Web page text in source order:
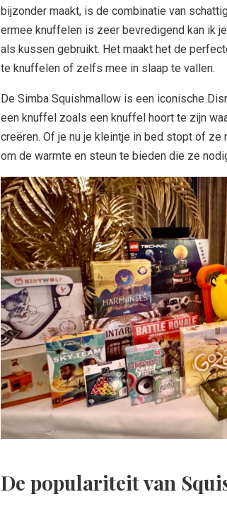
bijzonder maakt, is de combinatie van
ermee knuffelen is zeer bevredigend kan ik
als kussen gebruikt. Het maakt het de
te knuffelen of zelfs mee in slaap te vallen.
De Simba Squishmallow is een iconische
een knuffel zoals een knuffel hoort te zijn
creëren. Of je nu je kleintje in bed stopt of ze
om de warmte en steun te bieden die ze
De populariteit van